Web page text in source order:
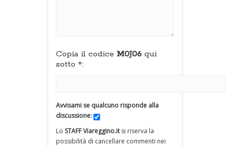
Copia il codice M0J06 qui
sotto *:
Avvisami se qualcuno risponde alla
discussione:
Lo STAFF Viareggino.itsi riserva la
possibilità di cancellare commenti nei